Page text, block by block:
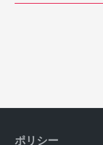
ポリシー